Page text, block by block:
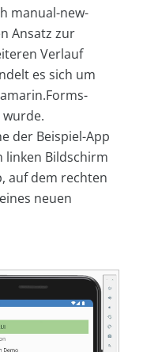
manual-new-
Ansatz zur
Verlauf
es sich um
der Beispiel-App
linken Bildschirm
auf dem rechten
neuen